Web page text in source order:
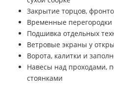
Закрытие торцов,
Временные перегородки
Подшивка отдельных
Ветровые экраны у
Ворота, калитки и
Навесы над проходами,
стоянками